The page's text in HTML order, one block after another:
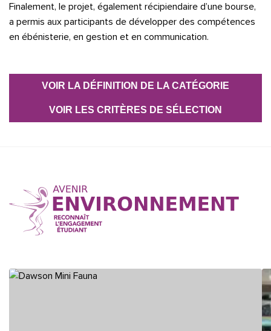
Finalement, le projet, également récipiendaire d’une bourse,
a permis aux participants de développer des compétences
en ébénisterie, en gestion et en communication.
VOIR LA DÉFINITION DE LA CATÉGORIE
VOIR LES CRITÈRES DE SÉLECTION